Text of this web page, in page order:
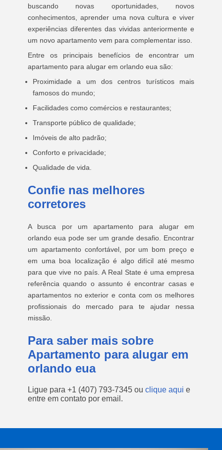
buscando novas oportunidades, novos
conhecimentos, aprender uma nova cultura e viver
experiências diferentes das vividas anteriormente e
um novo apartamento vem para complementar isso.
Entre os principais benefícios de encontrar um
apartamento para alugar em orlando eua são:
Proximidade a um dos centros turísticos mais
famosos do mundo;
Facilidades como comércios e restaurantes;
Transporte público de qualidade;
Imóveis de alto padrão;
Conforto e privacidade;
Qualidade de vida.
Confie nas melhores
corretores
A busca por um apartamento para alugar em
orlando eua pode ser um grande desafio. Encontrar
um apartamento confortável, por um bom preço e
em uma boa localização é algo difícil até mesmo
para que vive no país. A Real State é uma empresa
referência quando o assunto é encontrar casas e
apartamentos no exterior e conta com os melhores
profissionais do mercado para te ajudar nessa
missão.
Para saber mais sobre
Apartamento para alugar em
orlando eua
Ligue para +1 (407) 793-7345 ou clique aqui e
entre em contato por email.